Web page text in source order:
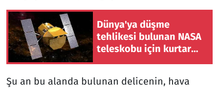
Dünya'ya düşme
tehlikesi bulunan NASA
teleskobu için kurtarma
Şu an bu alanda bulunan delicenin, hava